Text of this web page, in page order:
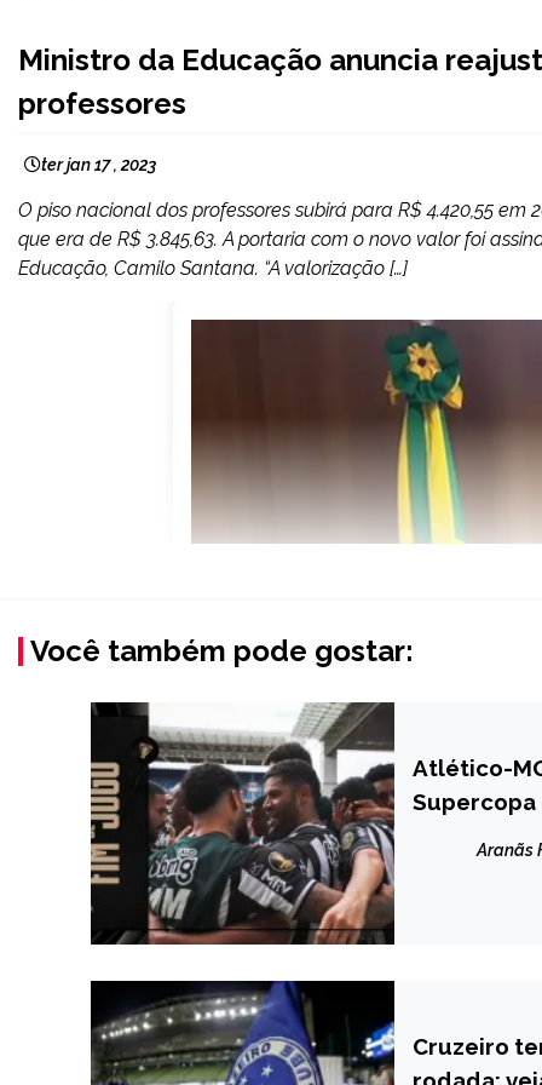
NOTÍCIAS
Ministro da Educação anuncia
professores
ter jan 17 , 2023
O piso nacional dos professores subirá para R$ 4.420,55
que era de R$ 3.845,63. A portaria com o novo valor foi
Educação, Camilo Santana. “A valorização […]
Você também pode gostar:
ESPORTES
Atlético-
Supercopa
Aranãs
ESPORTES
Cruzeiro
rodada;